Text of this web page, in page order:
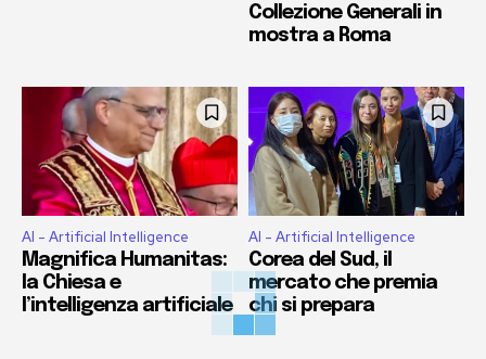
Collezione Generali in
mostra a Roma
AI - Artificial Intelligence
Magnifica Humanitas:
la Chiesa e
l’intelligenza artificiale
AI - Artificial Intelligence
Corea del Sud, il
mercato che premia
chi si prepara